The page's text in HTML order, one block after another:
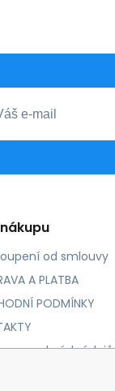
od smlouvy
A PLATBA
PODMÍNKY
osobních údajů